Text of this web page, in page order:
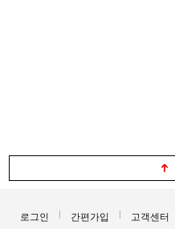
로그인 간편가입 고객센터